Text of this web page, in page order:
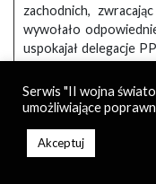
zachodnich,
wywołało
uspokajał delegacje
w obronę
przeprowadzenie
rozstrzygnięte
Tymczasem w
Serwis "II wojna
umożliwiające
Akceptuj